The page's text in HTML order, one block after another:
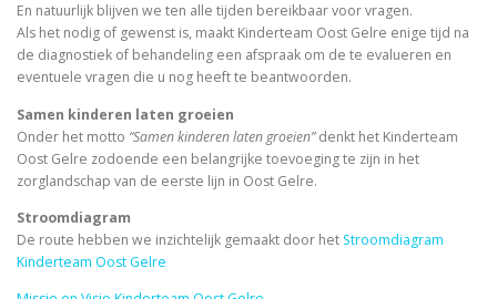
En natuurlijk blijven we ten alle tijden bereikbaar voor vragen.
Als het nodig of gewenst is, maakt Kinderteam Oost Gelre enige tijd na
de diagnostiek of behandeling een afspraak om de te evalueren en
eventuele vragen die u nog heeft te beantwoorden.
Samen kinderen laten groeien
Onder het motto “Samen kinderen laten groeien”denkt het Kinderteam
Oost Gelre zodoende een belangrijke toevoeging te zijn in het
zorglandschap van de eerste lijn in Oost Gelre.
Stroomdiagram
De route hebben we inzichtelijk gemaakt door het Stroomdiagram
Kinderteam Oost Gelre